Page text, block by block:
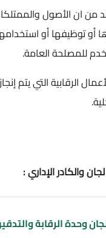
والممتلكات قد تم
أو استخدامها حسب
العامة.
التي يتم إنجازها في
الإداري :
الرقابة والتدقيق